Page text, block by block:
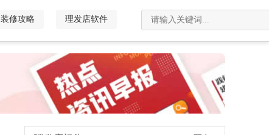
装修攻略 理发店软件